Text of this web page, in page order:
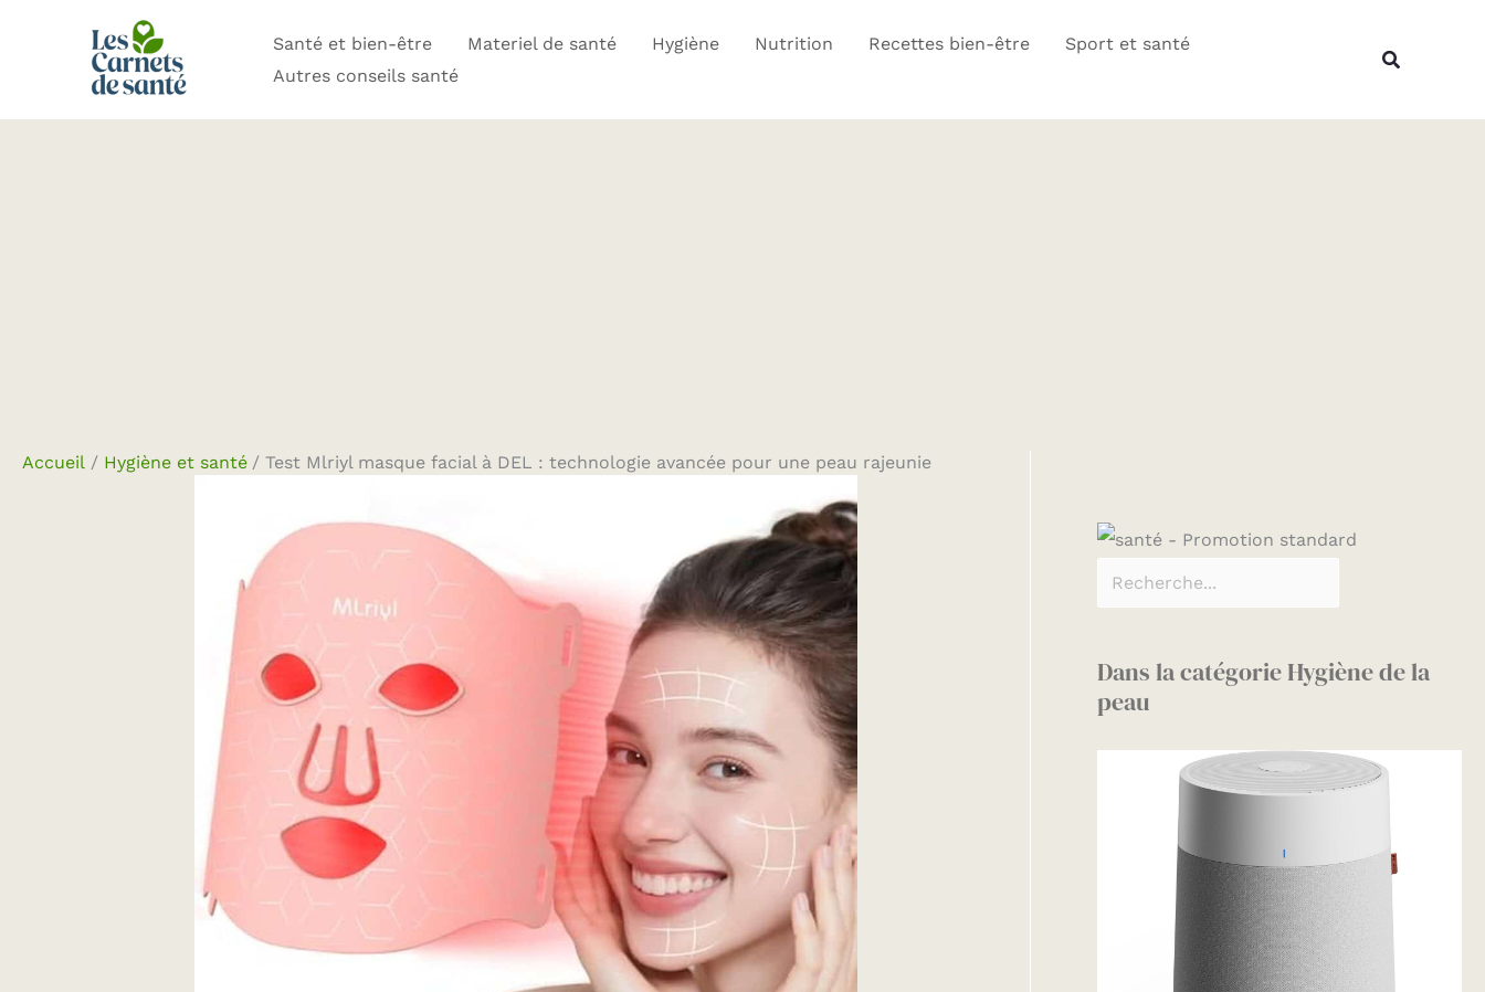
Santé et bien-être Materiel de santé Hygiène Nutrition Recettes bien-être
Sport et santé
Autres conseils santé
Accueil Hygiène et santé Test Mlriyl masque facial à DEL : technologie avancée pour une peau rajeunie
Dans la catégorie Hygiène de la
peau